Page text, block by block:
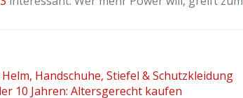
Handschuhe, Stiefel & Schutzkleidung
10 Jahren: Altersgerecht kaufen